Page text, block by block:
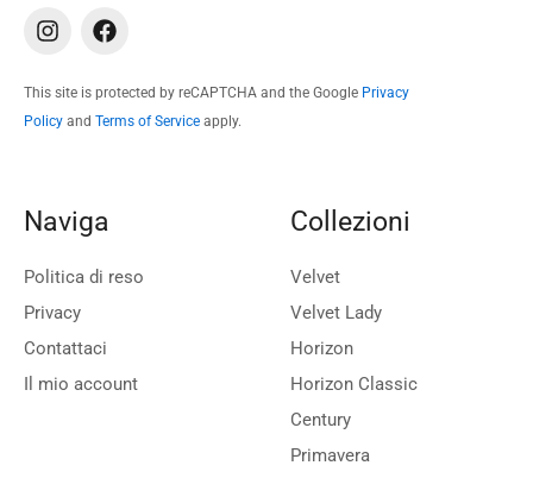
I
n
t
a
g
F
a
e
b
o
This site is protected by reCAPTCHA and the Google Privacy
Policy and Terms of Service apply.
Naviga
Politica di reso
Privacy
Contattaci
Il mio account
Collezioni
Velvet
Velvet Lady
Horizon
Horizon Classic
Century
Primavera